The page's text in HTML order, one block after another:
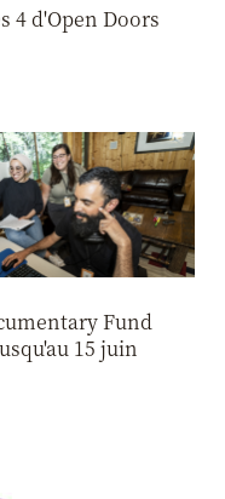
4 d'Open Doors
Fund
15 juin